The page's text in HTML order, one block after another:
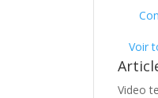
Voir
Video